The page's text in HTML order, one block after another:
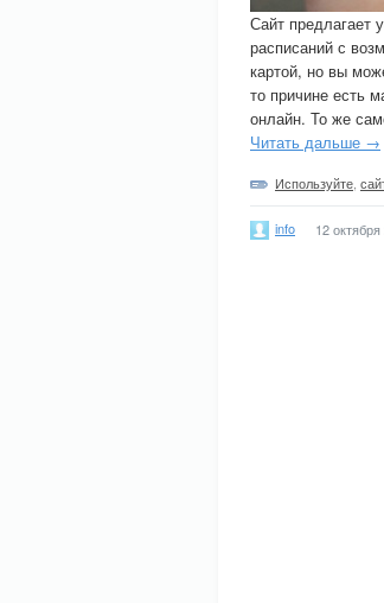
Сайт предлагает
расписаний с
картой, но вы
то причине есть
онлайн. То же
Читать дальше →
Используйте
info 12